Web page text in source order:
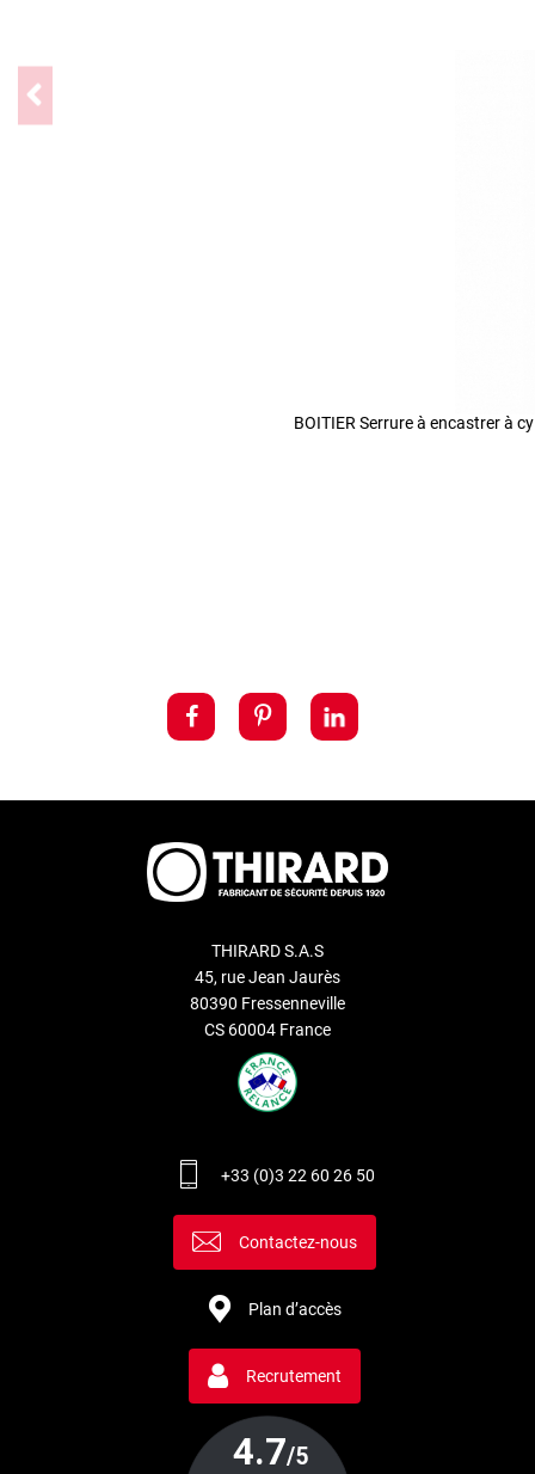
BOITIER Serrure à encastrer à
THIRARD S.A.S
45, rue Jean Jaurès
80390 Fressenneville
CS 60004 France
+33 (0)3 22 60 26 50
Contactez-nous
Plan d’accès
Recrutement